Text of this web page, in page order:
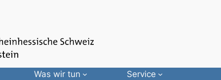
Was wir tun Service